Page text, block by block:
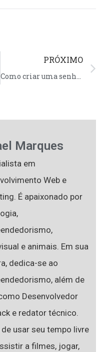
PRÓXIMO
Como criar uma senha forte e segura
Marques
em
Web e
É apaixonado por
e animais. Em sua
dedica-se ao
além de
Desenvolvedor
e redator técnico.
usar seu tempo livre
a filmes, jogar,